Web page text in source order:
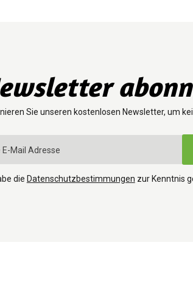
Sie unseren kostenlosen Newsletter, um
die Datenschutzbestimmungen zur Kenntnis